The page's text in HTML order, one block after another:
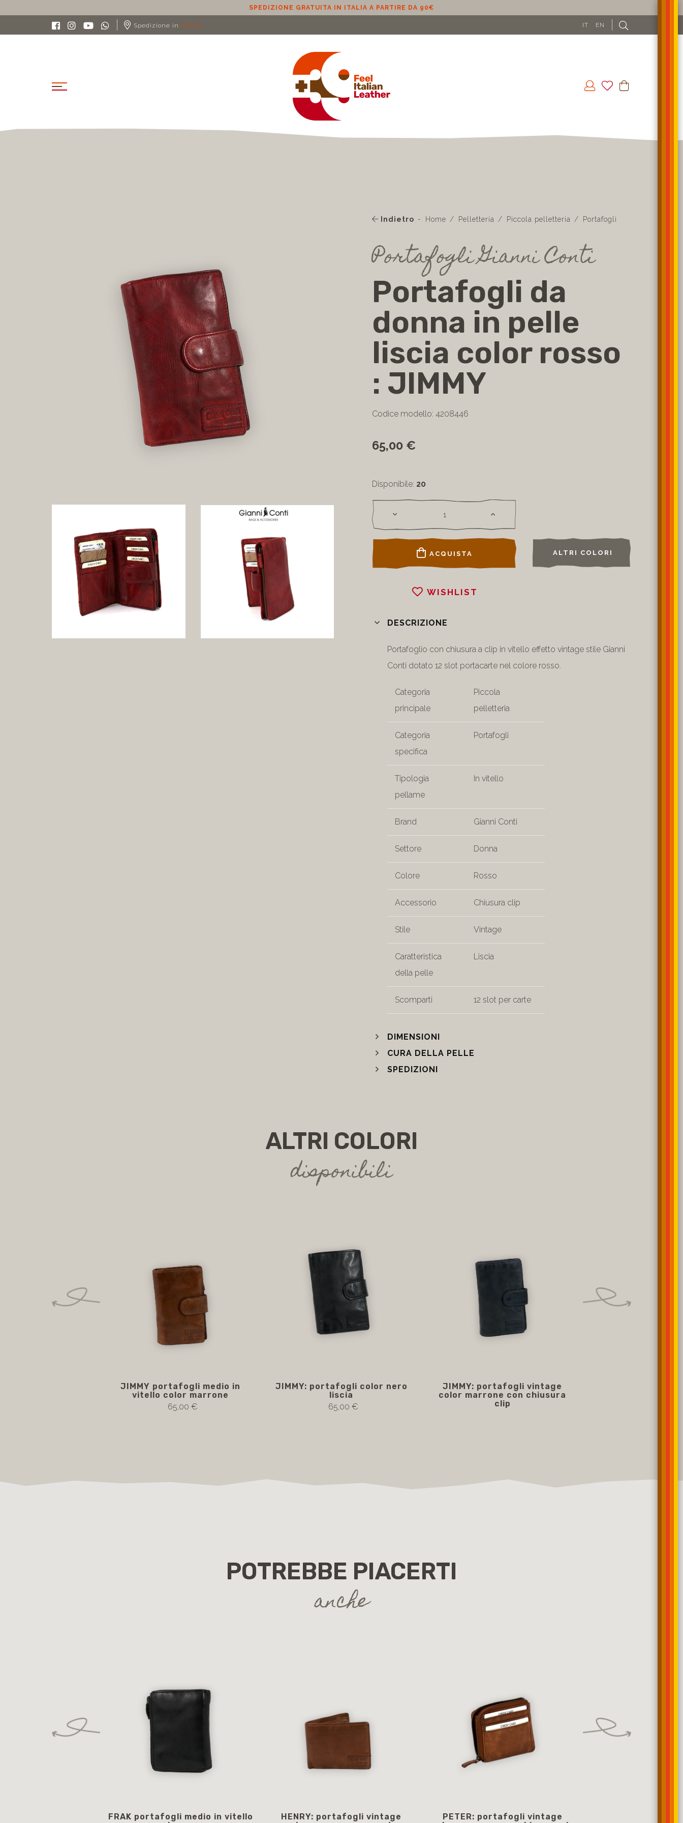
SPEDIZIONE GRATUITA IN ITALIA A PARTIRE DA 90€
Spedizione in ITALIA IT EN
Indietro Home Pelletteria Piccola pelletteria Portafogli
Portafogli Gianni Conti
Portafogli da
donna in pelle
liscia color rosso
: JIMMY
Codice modello: 4208446
65,00 €
Disponibile: 20
ACQUISTA
WISHLIST
ALTRI COLORI
DESCRIZIONE
Portafoglio con chiusura a clip in vitello effetto vintage stile Gianni
Conti dotato 12 slot portacarte nel colore rosso.
Categoria
principale
Piccola
pelletteria
Categoria
specifica
Portafogli
Tipologia
pellame
In vitello
Brand Gianni Conti
Settore Donna
Colore Rosso
Accessorio Chiusura clip
Stile Vintage
Caratteristica
della pelle
Liscia
Scomparti 12 slot per carte
DIMENSIONI
CURA DELLA PELLE
SPEDIZIONI
ALTRI COLORI
disponibili
JIMMY portafogli medio in
vitello color marrone
65,00 €
JIMMY: portafogli color nero
liscia
65,00 €
JIMMY: portafogli vintage
color marrone con chiusura
clip
POTREBBE PIACERTI
anche
FRAK portafogli medio in vitello
HENRY: portafogli vintage
PETER: portafogli vintage